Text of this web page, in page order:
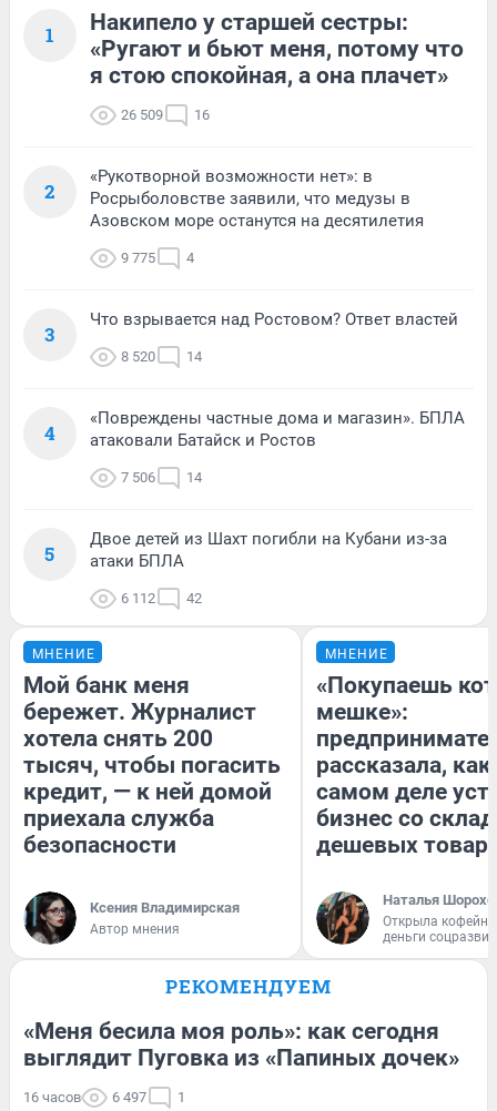
1
Накипело у старшей сестры:
«Ругают и бьют меня, потому что
я стою спокойная, а она плачет»
26 509 16
2
«Рукотворной возможности нет»: в
Росрыболовстве заявили, что медузы в
Азовском море останутся на десятилетия
9 775 4
3
Что взрывается над Ростовом? Ответ властей
8 520 14
4
«Повреждены частные дома и магазин». БПЛА
атаковали Батайск и Ростов
7 506 14
5
Двое детей из Шахт погибли на Кубани из-за
атаки БПЛА
6 112 42
МНЕНИЕ
Мой банк меня
бережет. Журналист
хотела снять 200
тысяч, чтобы погасить
кредит, — к ней домой
приехала служба
безопасности
Ксения Владимирская
Автор мнения
МНЕНИЕ
«Покупаешь
мешке»:
рассказала, как
самом деле
бизнес со
дешевых
Наталья
Открыла
деньги
РЕКОМЕНДУЕМ
«Меня бесила моя роль»: как сегодня
выглядит Пуговка из «Папиных дочек»
16 часов 6 497 1